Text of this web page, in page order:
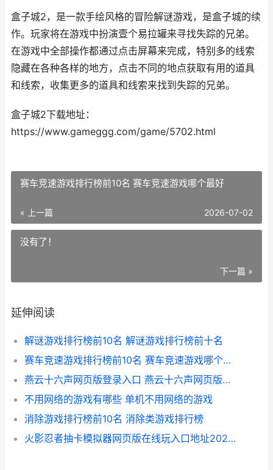
盒子城2，是一款手绘风格的冒险解谜游戏，是盒子城的续
作。玩家将在游戏中扮演壹个易拉罐来寻找失踪的兄弟。
在游戏中全部操作都通过点击屏幕来完成，特别多的线索
隐藏在各种各样的地方，点击不同的地点获取有用的道具
和线索，收集更多的道具和线索来找到失踪的兄弟。
盒子城2下载地址：
https://www.gameggg.com/game/5702.html
赛车竞速游戏排行榜前10名 赛车竞速游戏哪个最好
« 上一篇 2026-07-02
没有了！
下一篇 »
延伸阅读
解谜游戏排行榜前10名 解谜游戏排行榜前十名
赛车竞速游戏排行榜前10名 赛车竞速游戏哪个最好
燕云十六声网页版登录入口 燕云十六声网页版在线玩
不用网络的游戏有哪些 单机不用网络的游戏
消除游戏排行榜前10名 消除类游戏排行榜
火影忍者抽卡模拟器网页版在线玩入口地址2026 火影忍者抽卡模拟器下载安装